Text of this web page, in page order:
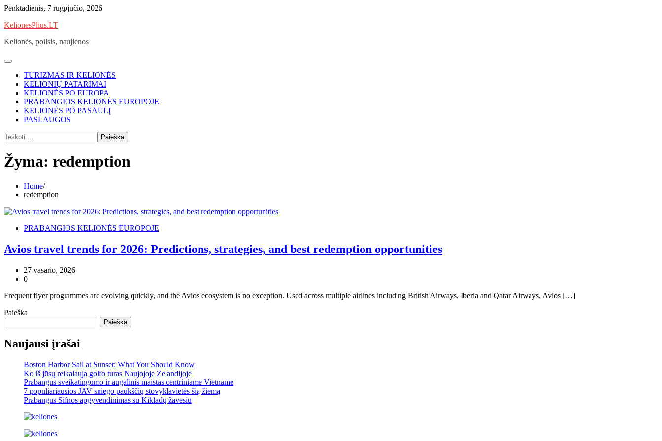
Skip
content
Penktadienis, 7 rugpjūčio, 2026
KelionesPlius.LT
Kelionės, poilsis, naujienos
TURIZMAS IR KELIONĖS
KELIONIŲ PATARIMAI
KELIONĖS PO EUROPA
PRABANGIOS KELIONĖS EUROPOJE
KELIONĖS PO PASAULĮ
PASLAUGOS
Ieškoti:
Žyma: redemption
Home
redemption
PRABANGIOS KELIONĖS EUROPOJE
Avios travel trends for 2026: Predictions, strategies, and best redemption opportunities
27 vasario, 2026
0
Frequent flyer programmes are evolving quickly, and the Avios ecosystem is no exception. Used across multiple airlines including British Airways, Iberia and Qatar Airways, Avios […]
Paieška
Paieška
Naujausi įrašai
Boston Harbor Sail at Sunset: What You Should Know
Ko iš jūsų reikalauja golfo turas Naujojoje Zelandijoje
Prabangus sveikatingumo ir augalinis maistas centriniame Vietname
7 populiariausios JAV sniego paukščių stovyklavietės šią žiemą
Prabangus Sifnos apgyvendinimas su Kikladų žavesiu